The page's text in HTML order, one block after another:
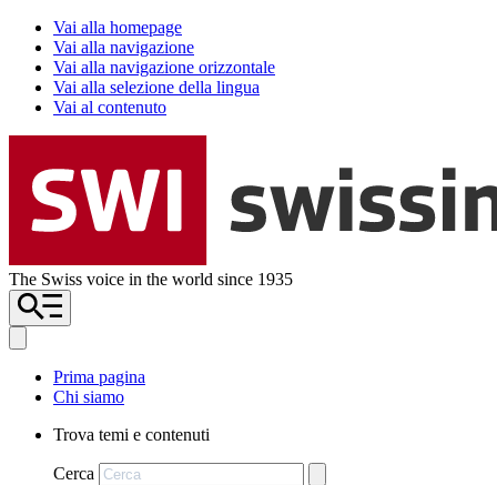
Vai alla homepage
Vai alla navigazione
Vai alla navigazione orizzontale
Vai alla selezione della lingua
Vai al contenuto
The Swiss voice in the world since 1935
Prima pagina
Chi siamo
Trova temi e contenuti
Cerca